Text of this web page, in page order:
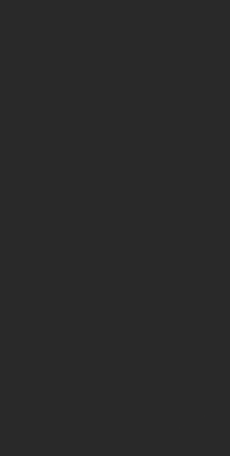
op een nieuwe school.
toverschool en ze werkt